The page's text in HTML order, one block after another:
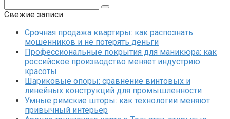
Свежие записи
Срочная продажа квартиры: как распознать
мошенников и не потерять деньги
Профессиональные покрытия для маникюра: как
российское производство меняет индустрию
красоты
Шариковые опоры: сравнение винтовых и
линейных конструкций для промышленности
Умные римские шторы: как технологии меняют
привычный интерьер